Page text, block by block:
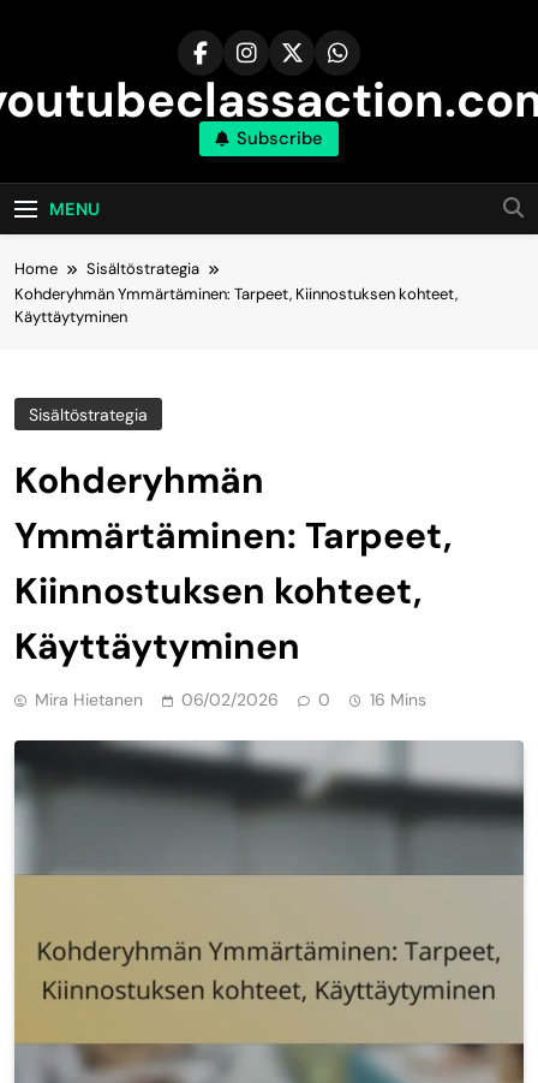
Subscribe
MENU
Home
Sisältöstrategia
Kohderyhmän Ymmärtäminen: Tarpeet, Kiinnostuksen kohteet,
Käyttäytyminen
Sisältöstrategia
Kohderyhmän
Ymmärtäminen: Tarpeet,
Kiinnostuksen kohteet,
Käyttäytyminen
Mira Hietanen 06/02/2026 0 16 Mins